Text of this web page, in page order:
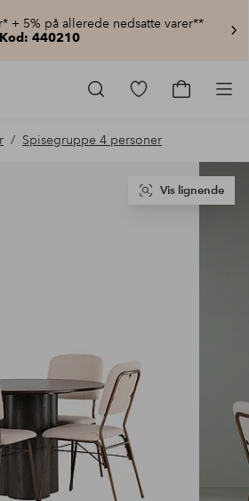
+ 5% på allerede nedsatte varer**
Kod: 440210
Gå
produkter
Gå
Spisegruppe 4 personer
Vis lignende